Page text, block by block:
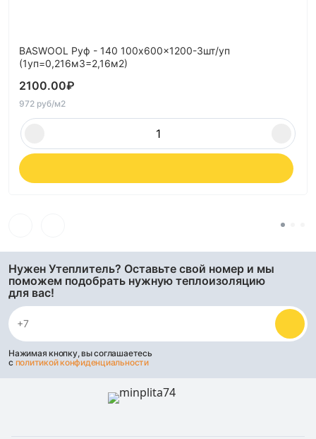
BASWOOL Руф - 140 100x600x1200-3шт/уп
(1уп=0,216м3=2,16м2)
2100.00₽
972 руб/м2
Нужен Утеплитель? Оставьте свой номер и мы
поможем подобрать нужную теплоизоляцию
для вас!
Нажимая кнопку, вы соглашаетесь
с политикой конфиденциальности